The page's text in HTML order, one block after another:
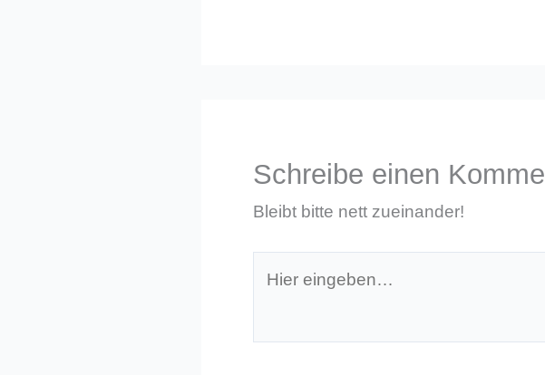
Schreibe einen
Bleibt bitte nett zueinander!
eingeben…